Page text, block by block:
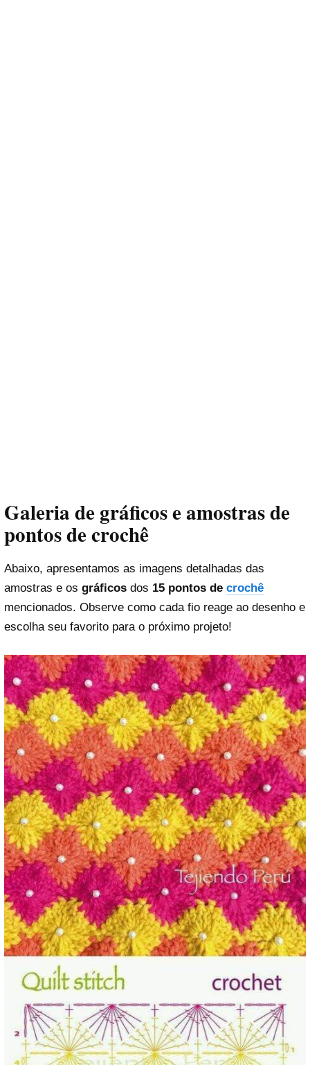
Galeria de gráficos e amostras de
pontos de crochê
Abaixo, apresentamos as imagens detalhadas das
amostras e os gráficos dos 15 pontos de crochê
mencionados. Observe como cada fio reage ao desenho e
escolha seu favorito para o próximo projeto!